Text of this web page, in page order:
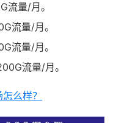
流量/月。
流量/月。
流量/月。
流量/月。
么样？